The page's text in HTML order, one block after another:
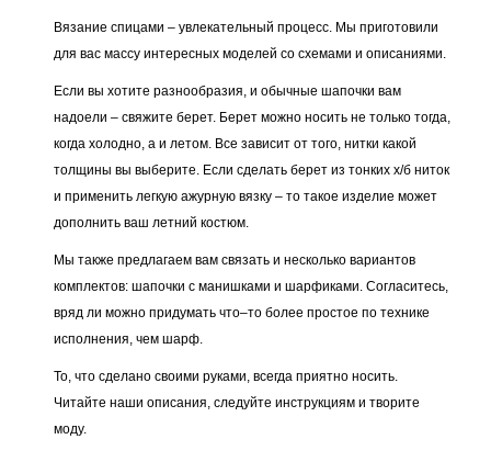
Вязание спицами – увлекательный процесс. Мы приготовили
для вас массу интересных моделей со схемами и описаниями.
Если вы хотите разнообразия, и обычные шапочки вам
надоели – свяжите берет. Берет можно носить не только тогда,
когда холодно, а и летом. Все зависит от того, нитки какой
толщины вы выберите. Если сделать берет из тонких х/б ниток
и применить легкую ажурную вязку – то такое изделие может
дополнить ваш летний костюм.
Мы также предлагаем вам связать и несколько вариантов
комплектов: шапочки с манишками и шарфиками. Согласитесь,
вряд ли можно придумать что–то более простое по технике
исполнения, чем шарф.
То, что сделано своими руками, всегда приятно носить.
Читайте наши описания, следуйте инструкциям и творите
моду.